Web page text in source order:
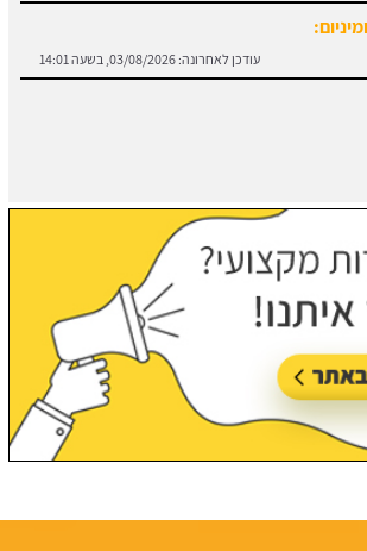
מידע והורדת הסכם מול קבלן שלד.